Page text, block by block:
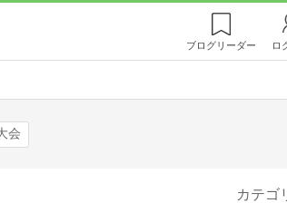
ブログリーダー ロ
会
カテゴ